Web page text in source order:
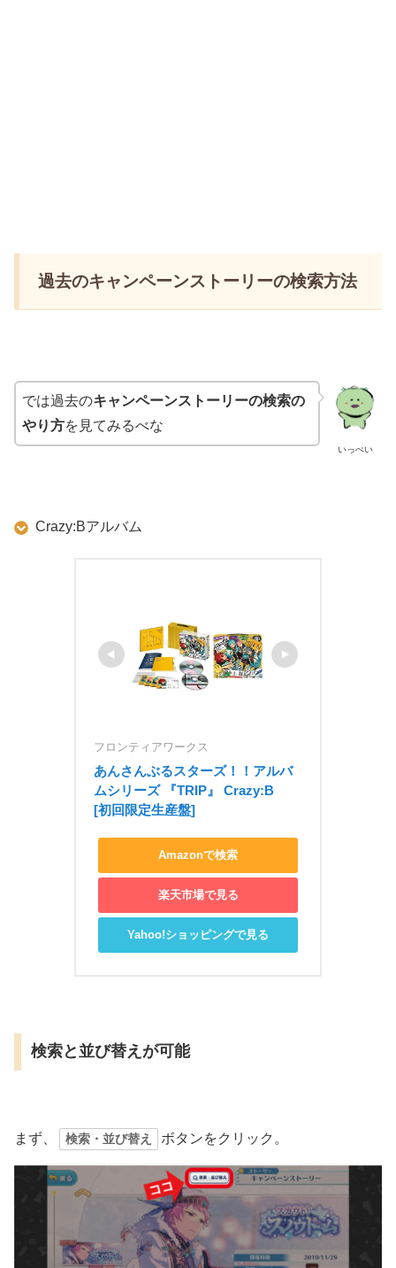
過去のキャンペーンストーリーの検索方法
いっぺい
では過去のキャンペーンストーリーの検索の
やり方を見てみるべな
Crazy:Bアルバム
フロンティアワークス
あんさんぶるスターズ！！アルバ
ムシリーズ 『TRIP』 Crazy:B
[初回限定生産盤]
Amazonで検索
楽天市場で見る
Yahoo!ショッピングで見る
検索と並び替えが可能
まず、 検索・並び替え ボタンをクリック。